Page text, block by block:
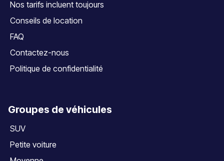
Nos tarifs incluent toujours
Conseils de location
FAQ
Contactez-nous
Politique de confidentialité
Groupes de véhicules
SUV
Petite voiture